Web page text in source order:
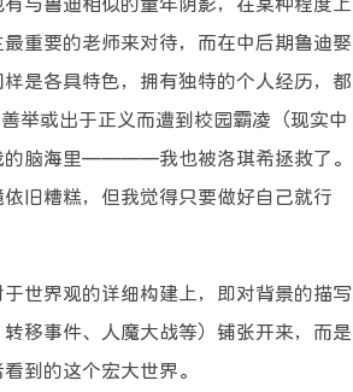
兴趣的领域
Minecraft1 anzhiyu
重要的老师来对待，而在中后期鲁迪娶
是各具特色，拥有独特的个人经历，都
举或出于正义而遭到校园霸凌（现实中
的脑海里————我也被洛琪希拯救了。
旧糟糕，但我觉得只要做好自己就行
世界观的详细构建上，即对背景的描写
移事件、人魔大战等）铺张开来，而是
到的这个宏大世界。